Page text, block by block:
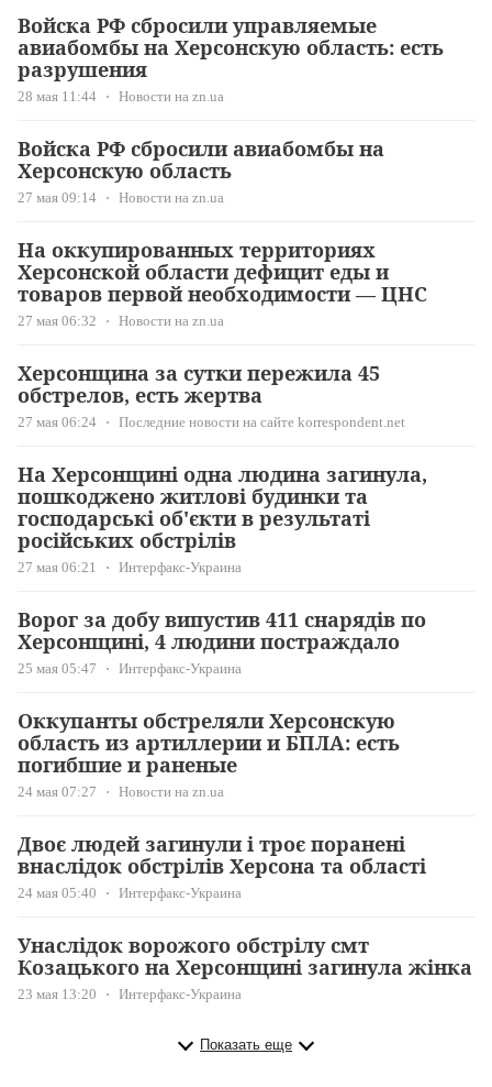
Войска РФ сбросили управляемые
авиабомбы на Херсонскую область: есть
разрушения
28 мая 11:44 Новости на zn.ua
Войска РФ сбросили авиабомбы на
Херсонскую область
27 мая 09:14 Новости на zn.ua
На оккупированных территориях
Херсонской области дефицит еды и
товаров первой необходимости — ЦНС
27 мая 06:32 Новости на zn.ua
Херсонщина за сутки пережила 45
обстрелов, есть жертва
27 мая 06:24 Последние новости на сайте korrespondent.net
На Херсонщині одна людина загинула,
пошкоджено житлові будинки та
господарські об'єкти в результаті
російських обстрілів
27 мая 06:21 Интерфакс-Украина
Ворог за добу випустив 411 снарядів по
Херсонщині, 4 людини постраждало
25 мая 05:47 Интерфакс-Украина
Оккупанты обстреляли Херсонскую
область из артиллерии и БПЛА: есть
погибшие и раненые
24 мая 07:27 Новости на zn.ua
Двоє людей загинули і троє поранені
внаслідок обстрілів Херсона та області
24 мая 05:40 Интерфакс-Украина
Унаслідок ворожого обстрілу смт
Козацького на Херсонщині загинула жінка
23 мая 13:20 Интерфакс-Украина
Показать еще